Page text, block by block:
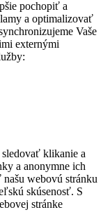
pochopiť a
a optimalizovať
Vaše
externými
klikanie a
a anonymne ich
webovú stránku
skúsenosť. S
stránke